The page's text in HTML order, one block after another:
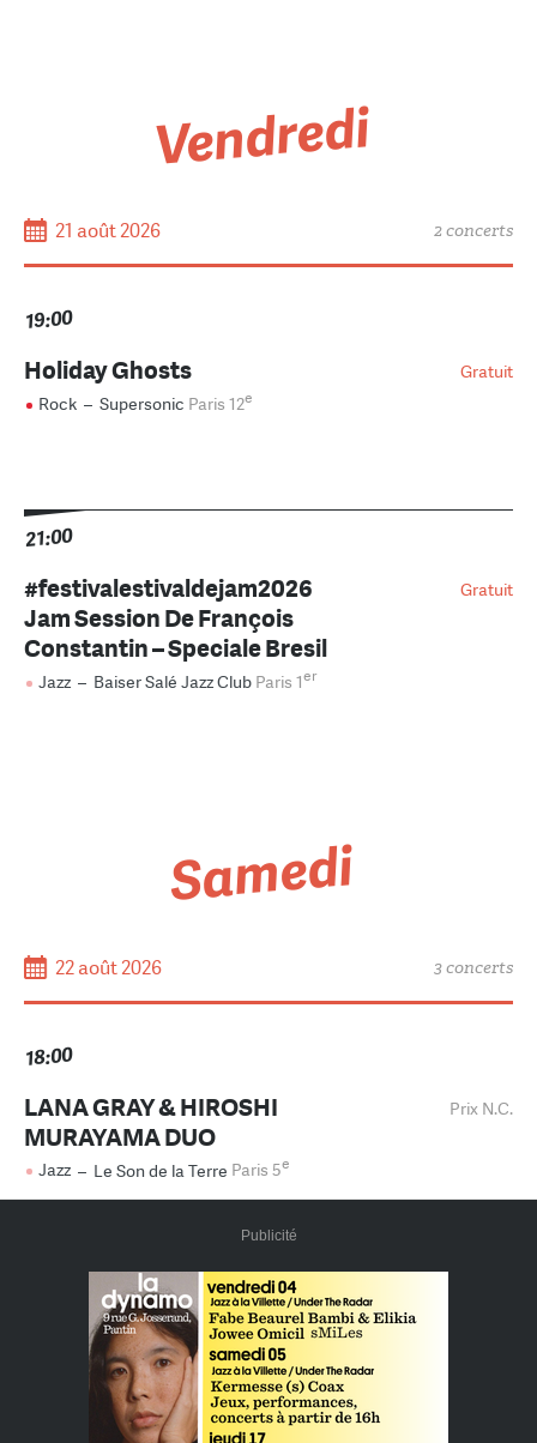
Vendredi
21 août 2026 2 concerts
19:00
Gratuit
Holiday Ghosts
Rock – Supersonic Paris 12e
21:00
Gratuit
#festivalestivaldejam2026
Jam Session De François
Constantin – Speciale Bresil
Jazz – Baiser Salé Jazz Club Paris 1er
Samedi
22 août 2026 3 concerts
18:00
Prix N.C.
LANA GRAY & HIROSHI
MURAYAMA DUO
Jazz – Le Son de la Terre Paris 5e
Publicité